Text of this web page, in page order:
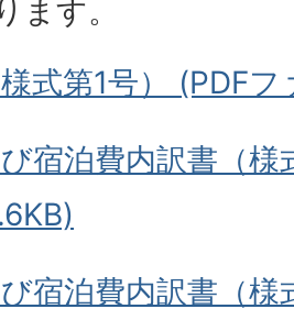
ます。
式第1号） (PDF
宿泊費内訳書（
宿泊費内訳書（